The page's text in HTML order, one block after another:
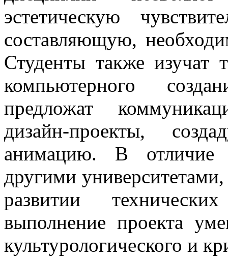
эстетическую
составляющую,
Студенты также
компьютерного
предложат
дизайн-проекты,
анимацию. В отличие
другими
развитии
выполнение проекта
культурологического и